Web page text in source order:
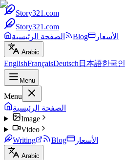
Story321.com
Story321.com
الصفحة الرئيسية
Blog الأسعار
Arabic
EnglishFrançaisDeutsch 日本語한국인
Menu
Menu
الصفحة الرئيسية
Image
Video
Writing
Blog الأسعار
Arabic